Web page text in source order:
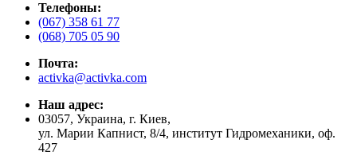
Телефоны:
(067) 358 61 77
(068) 705 05 90
Почта:
activka@activka.com
Наш адрес:
03057, Украина, г. Киев,
ул. Марии Капнист, 8/4, институт Гидромеханики, оф.
427